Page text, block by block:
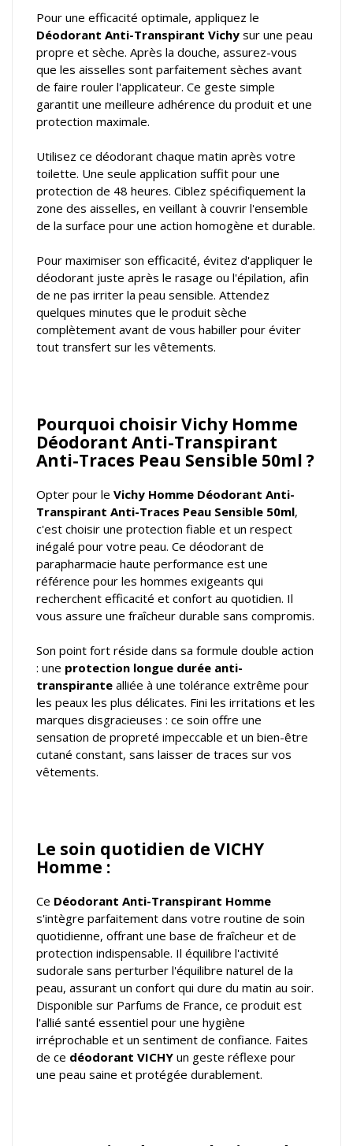
Pour une efficacité optimale, appliquez le
Déodorant Anti-Transpirant Vichy sur une peau
propre et sèche. Après la douche, assurez-vous
que les aisselles sont parfaitement sèches avant
de faire rouler l'applicateur. Ce geste simple
garantit une meilleure adhérence du produit et une
protection maximale.
Utilisez ce déodorant chaque matin après votre
toilette. Une seule application suffit pour une
protection de 48 heures. Ciblez spécifiquement la
zone des aisselles, en veillant à couvrir l'ensemble
de la surface pour une action homogène et durable.
Pour maximiser son efficacité, évitez d'appliquer le
déodorant juste après le rasage ou l'épilation, afin
de ne pas irriter la peau sensible. Attendez
quelques minutes que le produit sèche
complètement avant de vous habiller pour éviter
tout transfert sur les vêtements.
Pourquoi choisir Vichy Homme
Déodorant Anti-Transpirant
Anti-Traces Peau Sensible 50ml ?
Opter pour le Vichy Homme Déodorant Anti-
Transpirant Anti-Traces Peau Sensible 50ml,
c'est choisir une protection fiable et un respect
inégalé pour votre peau. Ce déodorant de
parapharmacie haute performance est une
référence pour les hommes exigeants qui
recherchent efficacité et confort au quotidien. Il
vous assure une fraîcheur durable sans compromis.
Son point fort réside dans sa formule double action
: une protection longue durée anti-
transpirante alliée à une tolérance extrême pour
les peaux les plus délicates. Fini les irritations et les
marques disgracieuses : ce soin offre une
sensation de propreté impeccable et un bien-être
cutané constant, sans laisser de traces sur vos
vêtements.
Le soin quotidien de VICHY
Homme :
Ce Déodorant Anti-Transpirant Homme
s'intègre parfaitement dans votre routine de soin
quotidienne, offrant une base de fraîcheur et de
protection indispensable. Il équilibre l'activité
sudorale sans perturber l'équilibre naturel de la
peau, assurant un confort qui dure du matin au soir.
Disponible sur Parfums de France, ce produit est
l'allié santé essentiel pour une hygiène
irréprochable et un sentiment de confiance. Faites
de ce déodorant VICHY un geste réflexe pour
une peau saine et protégée durablement.